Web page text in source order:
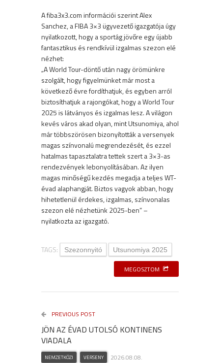
A fiba3x3.com információi szerint Alex
Sanchez, a FIBA 3×3 ügyvezető igazgatója úgy
nyilatkozott, hogy a sportág jövőre egy újabb
fantasztikus és rendkívül izgalmas szezon elé
nézhet:
„A World Tour-döntő után nagy örömünkre
szolgált, hogy figyelmünket már most a
következő évre fordíthatjuk, és egyben arról
biztosíthatjuk a rajongókat, hogy a World Tour
2025 is látványos és izgalmas lesz. A világon
kevés város akad olyan, mint Utsunomiya, ahol
már többszörösen bizonyították a versenyek
magas színvonalú megrendezését, és ezzel
hatalmas tapasztalatra tettek szert a 3×3-as
rendezvények lebonyolításában. Az ilyen
magas minőségű kezdés megadja a teljes WT-
évad alaphangját. Biztos vagyok abban, hogy
hihetetlenül érdekes, izgalmas, színvonalas
szezon elé nézhetünk 2025-ben” –
nyilatkozta az igazgató.
TAGS: Szezonnyitó Utsunomiya 2025
MEGOSZTOM
PREVIOUS POST
JÖN AZ ÉVAD UTOLSÓ KONTINENS
VIADALA
NEMZETKÖZI VERSENY 2026.08.08.